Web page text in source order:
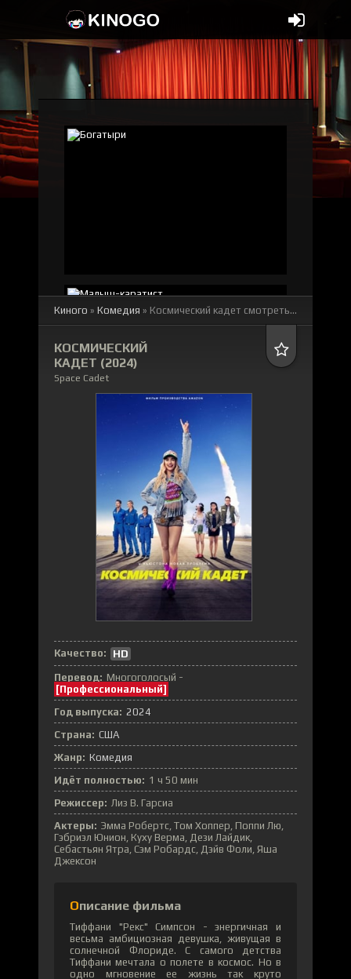
Киного » Комедия » Космический кадет смотреть онлайн бесплатно
КОСМИЧЕСКИЙ
КАДЕТ (2024)
Space Cadet
Качество:
HD
Перевод: Многоголосый -
[Профессиональный]
Год выпуска: 2024
Страна: США
Жанр: Комедия
Идёт полностью: 1 ч 50 мин
Режиссер: Лиз В. Гарсиа
Актеры: Эмма Робертс, Том Хоппер, Поппи Лю,
Гэбриэл Юнион, Куху Верма, Дези Лайдик,
Себастьян Ятра, Сэм Робардс, Дэйв Фоли, Яша
Джексон
Описание фильма
Тиффани "Рекс" Симпсон - энергичная и
весьма амбициозная девушка, живущая в
солнечной Флориде. С самого детства
Тиффани мечтала о полете в космос. Но в
одно мгновение ее жизнь так круто